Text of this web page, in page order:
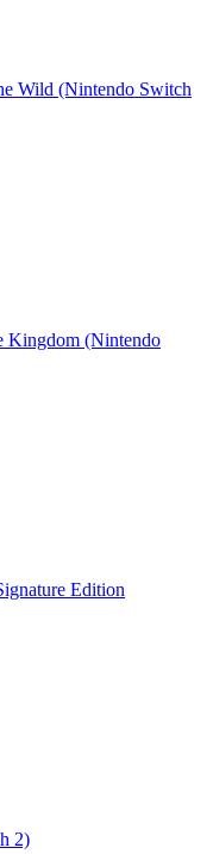
Wild (Nintendo Switch
Kingdom (Nintendo
Edition
2)